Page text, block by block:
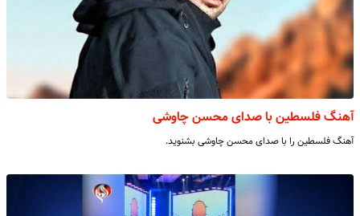
آهنگ فلسطین با صدای محسن چاوشی
آهنگ فلسطین را با صدای محسن چاوشی بشنوید.